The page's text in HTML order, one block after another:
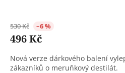
530 Kč –6 %
496 Kč
Nová verze dárkového balení
zákazníků o meruňkový destilát.